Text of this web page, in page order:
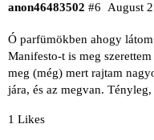
anon46483502 August
#6
Ó parfümökben ahogy
Manifesto-t is meg
meg (még) mert rajtam
jára, és az megvan.
1 Likes